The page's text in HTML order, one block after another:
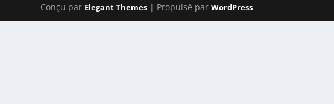
Conçu par Elegant Themes | Propulsé parWordPress